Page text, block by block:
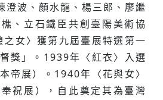
波、顏水龍、楊三郎、廖繼
、立石鐵臣共創臺陽美術協
女〉獲第九屆臺展特選第一
獎」。1939年〈紅衣〉入選
帝展）。1940年〈花與女〉
祝展），自此奠定其為臺灣